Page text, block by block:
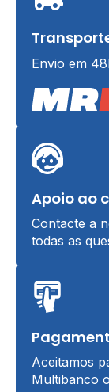
Envio em
Apoio ao
Contacte a
todas as
Aceitamos
Multibanco